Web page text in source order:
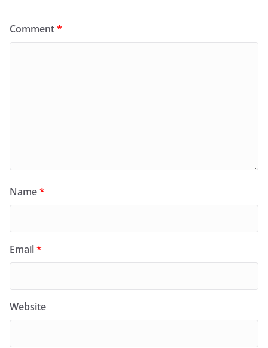
Comment*
Name*
Email*
Website